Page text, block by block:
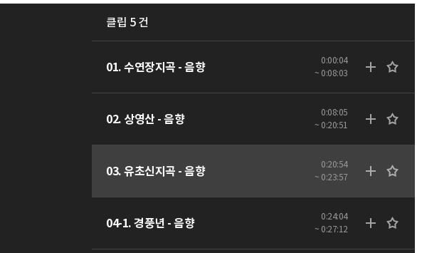
클립 5 건
01. 수연장지곡 - 음향
0:00:04
~ 0:08:03
02. 상영산 - 음향
0:08:05
~ 0:20:51
03. 유초신지곡 - 음향
0:20:54
~ 0:23:57
04-1. 경풍년 - 음향
0:24:04
~ 0:27:12